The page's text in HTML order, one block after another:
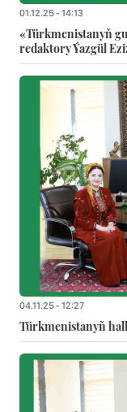
01.12.25 - 14:13
«Türkmenistanyň
redaktory Ýazgül
04.11.25 - 12:27
Türkmenistanyň